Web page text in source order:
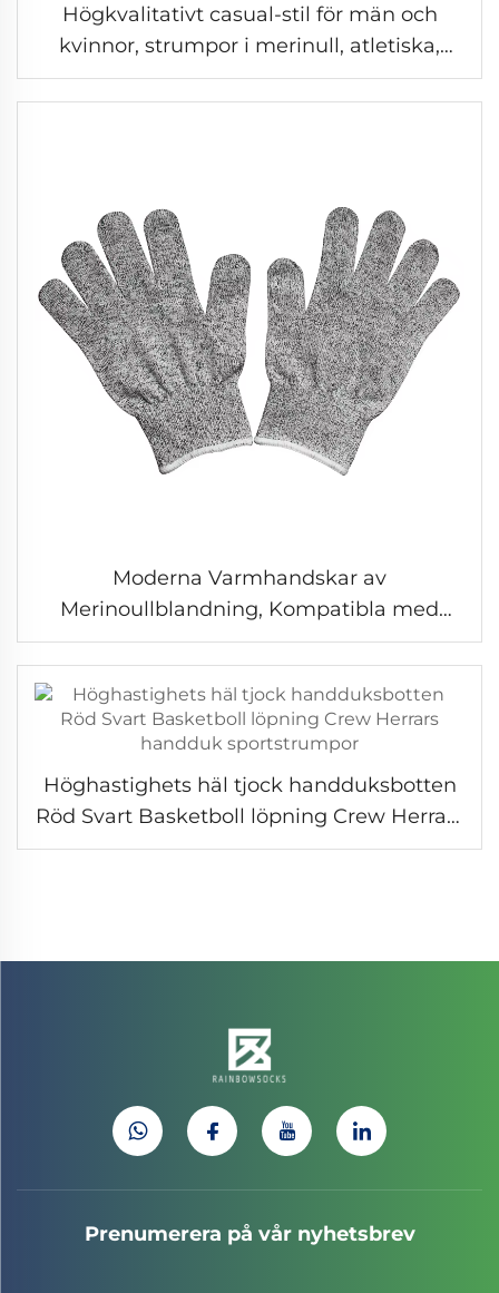
Högkvalitativt casual-stil för män och
kvinnor, strumpor i merinull, atletiska,
utomhus, andas utmärkt, stödjande,
anpassningsbara
Moderna Varmhandskar av
Merinoullblandning, Kompatibla med
Pekskärm, Vinterhandskar
Höghastighets häl tjock handduksbotten
Röd Svart Basketboll löpning Crew Herrars
handduk sportstrumpor
Prenumerera på vår nyhetsbrev